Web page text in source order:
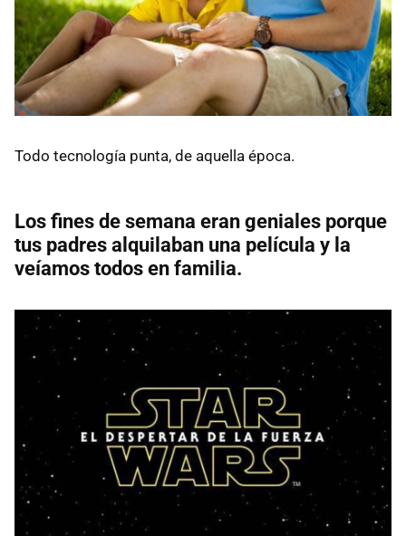
Todo tecnología punta, de aquella época.
Los fines de semana eran geniales porque
tus padres alquilaban una película y la
veíamos todos en familia.